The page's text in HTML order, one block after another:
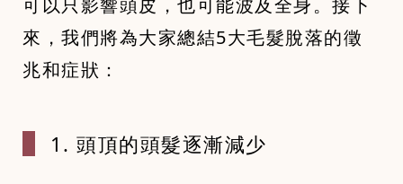
來，我們將為大家總結5大毛髮脫落的徵
兆和症狀：
1. 頭頂的頭髮逐漸減少